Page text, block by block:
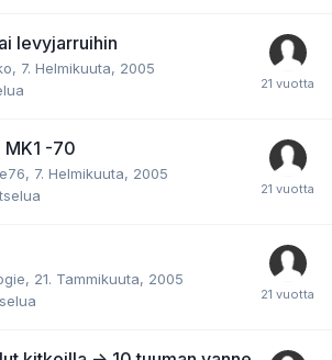
levyjarruihin
7. Helmikuuta, 2005
MK1 -70
7. Helmikuuta, 2005
21. Tammikuuta, 2005